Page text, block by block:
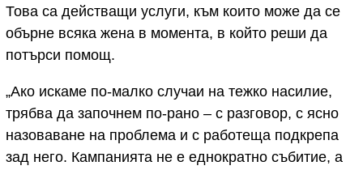
Това са действащи услуги, към които може да се
обърне всяка жена в момента, в който реши да
потърси помощ.
„Ако искаме по-малко случаи на тежко насилие,
трябва да започнем по-рано – с разговор, с ясно
назоваване на проблема и с работеща подкрепа
зад него. Кампанията не е еднократно събитие, а